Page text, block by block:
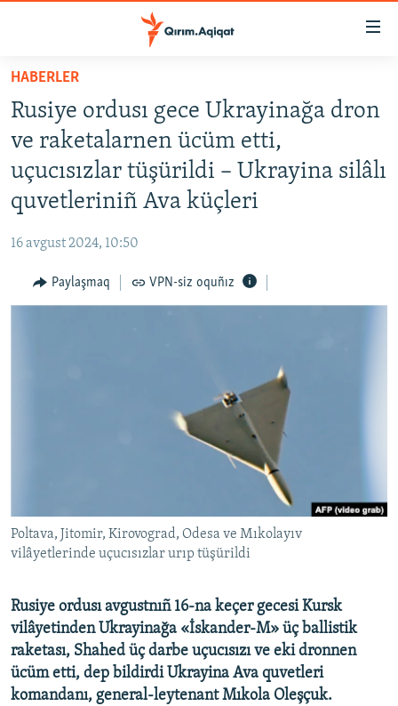
Esas
qaytmaq
Baş
qaytmaq
Qıdıruvğa
SİYASET
İQTİSADİYAT
CEMİYET
İNSAN AQLARI
VİDEO
HABERLER
Rusiye ordusı gece Ukrayinağa dron
ve raketalarnen ücüm etti,
uçucısızlar tüşürildi – Ukrayina silâlı
quvetleriniñ Ava küçleri
16 avgust 2024, 10:50
Paylaşmaq VPN-siz oquñız
Poltava, Jitomir, Kirovograd, Odesa ve Mıkolayıv
vilâyetlerinde uçucısızlar urıp tüşürildi
Rusiye ordusı avgustnıñ 16-na keçer gecesi Kursk
vilâyetinden Ukrayinağa «İskander-M» üç ballistik
raketası, Shahed üç darbe uçucısızı ve eki dronnen
ücüm etti, dep bildirdi Ukrayina Ava quvetleri
komandanı, general-leytenant Mıkola Oleşçuk.